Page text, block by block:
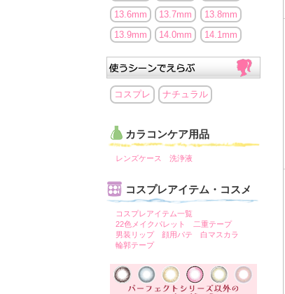
13.6mm
13.7mm
13.8mm
13.9mm
14.0mm 14.1mm
コスプレ ナチュラル
カラコンケア用品
レンズケース 洗浄液
コスプレアイテム・コスメ
コスプレアイテム一覧
22色メイクパレット
二重テープ
男装リップ
顔用パテ
白マスカラ
輪郭テープ